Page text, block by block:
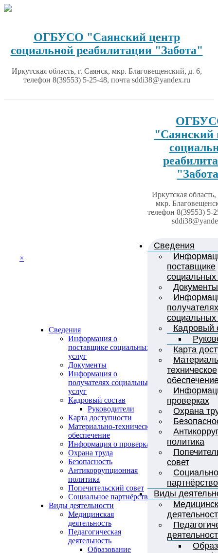
Перейти
ОГБУСО "Саянский центр
социальной реабилитации "Забота"
Иркутская область, г. Саянск, мкр. Благовещенский, д. 6,
телефон 8(39553) 5-25-48, почта sddi38@yandex.ru
×
Сведения
Информация о
поставщике социальных
услуг
Документы
Информация о
получателях социальных
услуг
Кадровый состав
Руководители
Карта доступности
Материально-техническое
обеспечение
Информация о проверках
Охрана труда
Безопасность
Антикоррупционная
политика
Попечительский совет
Социальное партнёрство
Виды деятельности
Медицинская
деятельность
Педагогическая
деятельность
Образование
"Саянский
Иркутская область,
мкр.
телефон 8(39553) 5-
Сведения
поставщике
социальных
Документы
получателях
социальных
Кадровый
Карта
техническое
проверках
Охрана
политика
совет
партнёрство
Виды